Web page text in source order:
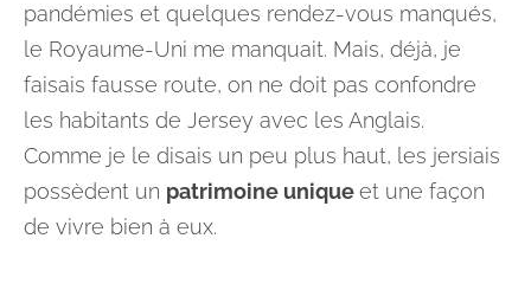
pandémies et quelques rendez-vous manqués,
le Royaume-Uni me manquait. Mais, déjà, je
faisais fausse route, on ne doit pas confondre
les habitants de Jersey avec les Anglais.
Comme je le disais un peu plus haut, les jersiais
possèdent un patrimoine uniqueet une façon
de vivre bien à eux.